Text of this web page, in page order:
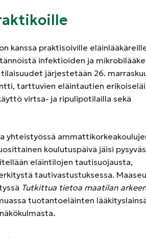
kanssa praktisoiville
infektioiden ja
järjestetään 26.
tarttuvien eläintautien
virtsa- ja ripulipotilailla sekä
yhteistyössä
koulutuspäivä jäisi
eläintilojen tautisuojausta,
tautivastustuksessa.
Tutkittua tietoa maatilan
tuotantoeläinten